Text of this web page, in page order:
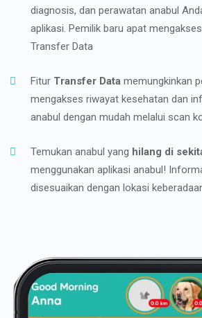
diagnosis, dan perawatan anabul
aplikasi. Pemilik baru apat
Transfer Data
Fitur Transfer Data memungkinkan
mengakses riwayat kesehatan dan
anabul dengan mudah melalui scan
Temukan anabul yang hilang di
menggunakan aplikasi anabul!
disesuaikan dengan lokasi